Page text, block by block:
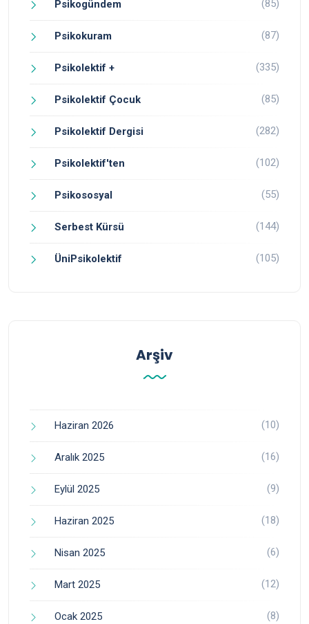
Psikogündem (85)
Psikokuram (87)
Psikolektif + (335)
Psikolektif Çocuk (85)
Psikolektif Dergisi (282)
Psikolektif'ten (102)
Psikososyal (55)
Serbest Kürsü (144)
ÜniPsikolektif (105)
Arşiv
Haziran 2026 (10)
Aralık 2025 (16)
Eylül 2025 (9)
Haziran 2025 (18)
Nisan 2025 (6)
Mart 2025 (12)
Ocak 2025 (8)